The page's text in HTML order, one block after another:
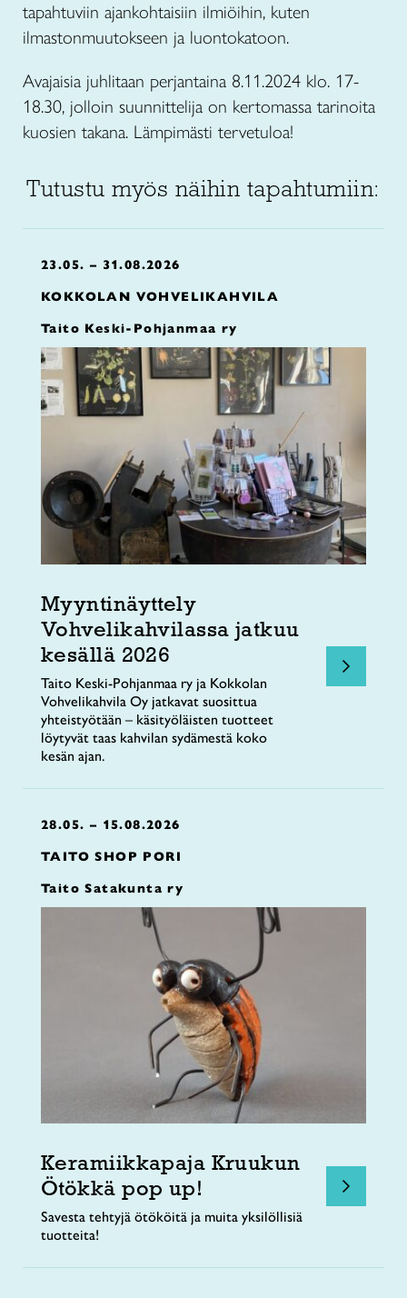
tapahtuviin ajankohtaisiin ilmiöihin, kuten
ilmastonmuutokseen ja luontokatoon.
Avajaisia juhlitaan perjantaina 8.11.2024 klo. 17-
18.30, jolloin suunnittelija on kertomassa tarinoita
kuosien takana. Lämpimästi tervetuloa!
Tutustu myös näihin tapahtumiin:
23.05. – 31.08.2026
KOKKOLAN VOHVELIKAHVILA
Taito Keski-Pohjanmaa ry
Myyntinäyttely
Vohvelikahvilassa jatkuu
kesällä 2026
Taito Keski-Pohjanmaa ry ja Kokkolan
Vohvelikahvila Oy jatkavat suosittua
yhteistyötään – käsityöläisten tuotteet
löytyvät taas kahvilan sydämestä koko
kesän ajan.
28.05. – 15.08.2026
TAITO SHOP PORI
Taito Satakunta ry
Keramiikkapaja Kruukun
Ötökkä pop up!
Savesta tehtyjä ötököitä ja muita yksilöllisiä
tuotteita!